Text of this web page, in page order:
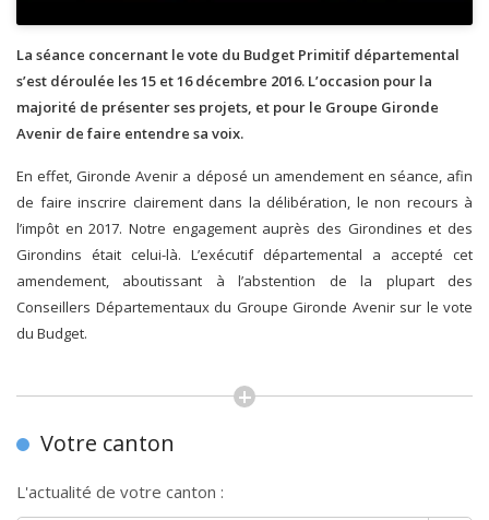
La séance concernant le vote du Budget Primitif départemental
s’est déroulée les 15 et 16 décembre 2016. L’occasion pour la
majorité de présenter ses projets, et pour le Groupe Gironde
Avenir de faire entendre sa voix.
En effet, Gironde Avenir a déposé un amendement en séance, afin
de faire inscrire clairement dans la délibération, le non recours à
l’impôt en 2017. Notre engagement auprès des Girondines et des
Girondins était celui-là. L’exécutif départemental a accepté cet
amendement, aboutissant à l’abstention de la plupart des
Conseillers Départementaux du Groupe Gironde Avenir sur le vote
du Budget.
Votre canton
L'actualité de votre canton :